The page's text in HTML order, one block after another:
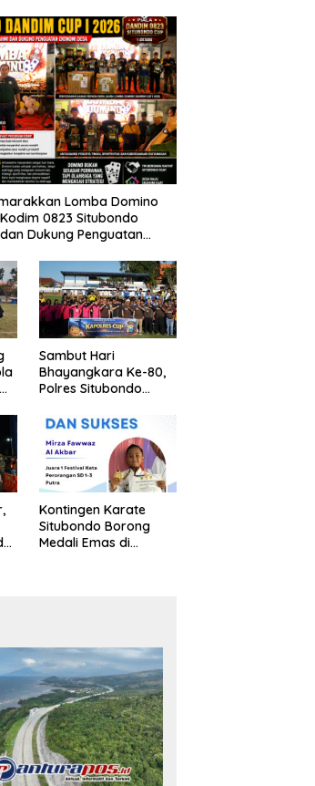
Lomba Domino
0823 Situbondo
Dukung Penguatan
Sambut Hari
Bhayangkara Ke-80,
Polres Situbondo
Sepak Bola Kapolres
Cup 2026
Kontingen Karate
Situbondo Borong
Medali Emas di